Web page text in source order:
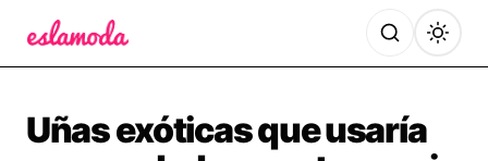
Uñas exóticas que usaría